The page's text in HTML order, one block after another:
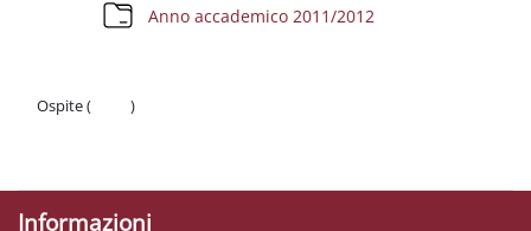
Anno accademico 2011/2012
Ospite (
)
Informazioni